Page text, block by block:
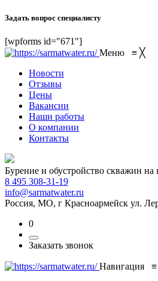
Задать вопрос специалисту
[wpforms id="671"]
Меню ≡ ╳
Новости
Отзывы
Цены
Вакансии
Наши работы
О компании
Контакты
Бурение и обустройство скважин
8 495 308-31-19
info@sarmatwater.ru
Россия, МО, г Красноармейск ул.
0
Заказать звонок
Навигация ≡